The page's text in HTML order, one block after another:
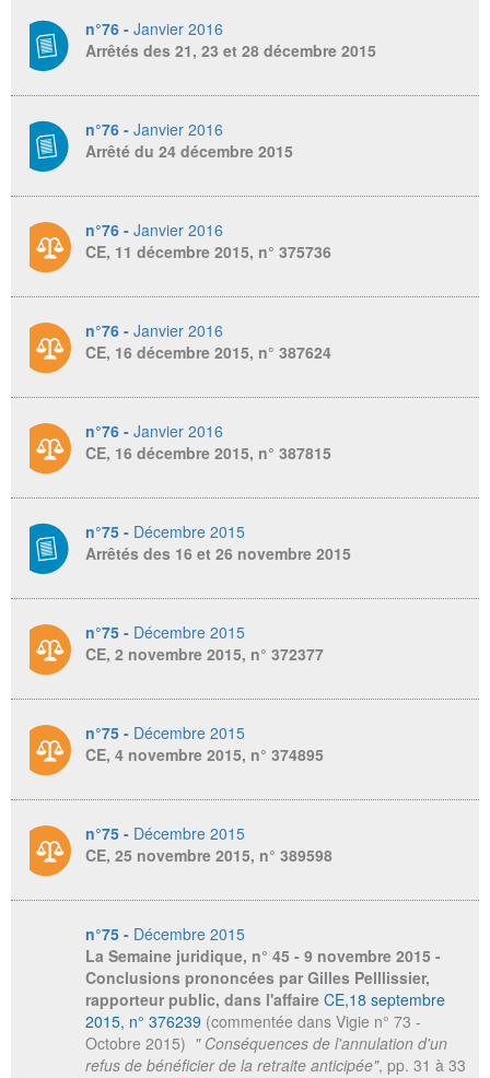
n°76 - Janvier 2016
Arrêtés des 21, 23 et 28 décembre 2015
n°76 - Janvier 2016
Arrêté du 24 décembre 2015
n°76 - Janvier 2016
CE, 11 décembre 2015, n° 375736
n°76 - Janvier 2016
CE, 16 décembre 2015, n° 387624
n°76 - Janvier 2016
CE, 16 décembre 2015, n° 387815
n°75 - Décembre 2015
Arrêtés des 16 et 26 novembre 2015
n°75 - Décembre 2015
CE, 2 novembre 2015, n° 372377
n°75 - Décembre 2015
CE, 4 novembre 2015, n° 374895
n°75 - Décembre 2015
CE, 25 novembre 2015, n° 389598
n°75 - Décembre 2015
La Semaine juridique, n° 45 - 9 novembre 2015 -
Conclusions prononcées par Gilles Pelllissier,
rapporteur public, dans l'affaire CE,18 septembre
2015, n° 376239 (commentée dans Vigie n° 73 -
Octobre 2015) " Conséquences de l'annulation d'un
refus de bénéficier de la retraite anticipée", pp. 31 à 33